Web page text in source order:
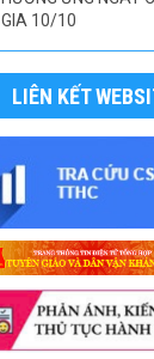
GIA 10/10
LIÊN KẾT